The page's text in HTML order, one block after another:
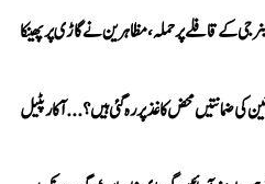
کے قافلے پر حملہ، مظاہرین نے گاڑی پر پھینکا
کی ضمانتیں محض کاغذ پر رہ گئی ہیں؟...آکار پٹیل